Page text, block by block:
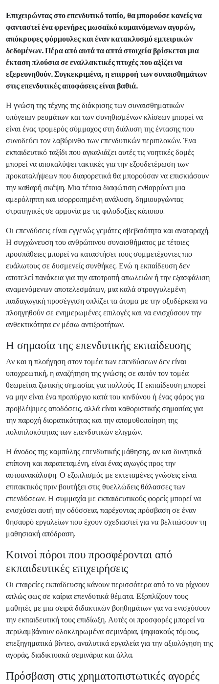
Επιχειρώντας στο επενδυτικό τοπίο, θα μπορούσε κανείς να
φανταστεί ένα φρενήρες μωσαϊκό κυμαινόμενων αγορών,
απόκρυφες φόρμουλες και έναν κατακλυσμό εμπειρικών
δεδομένων. Πέρα από αυτά τα απτά στοιχεία βρίσκεται μια
έκταση πλούσια σε εναλλακτικές πτυχές που αξίζει να
εξερευνηθούν. Συγκεκριμένα, η επιρροή των συναισθημάτων
στις επενδυτικές αποφάσεις είναι βαθιά.
Η γνώση της τέχνης της διάκρισης των συναισθηματικών
υπόγειων ρευμάτων και των συνηθισμένων κλίσεων μπορεί να
είναι ένας τρομερός σύμμαχος στη διάλυση της έντασης που
συνοδεύει τον λαβύρινθο των επενδυτικών περιπλοκών. Ένα
εκπαιδευτικό ταξίδι που αγκαλιάζει αυτές τις νοητικές δομές
μπορεί να αποκαλύψει τακτικές για την εξουδετέρωση των
προκαταλήψεων που διαφορετικά θα μπορούσαν να επισκιάσουν
την καθαρή σκέψη. Μια τέτοια διαφώτιση ενθαρρύνει μια
αμερόληπτη και ισορροπημένη ανάλυση, δημιουργώντας
στρατηγικές σε αρμονία με τις φιλοδοξίες κάποιου.
Οι επενδύσεις είναι εγγενώς γεμάτες αβεβαιότητα και αναταραχή.
Η συγχώνευση του ανθρώπινου συναισθήματος με τέτοιες
προσπάθειες μπορεί να καταστήσει τους συμμετέχοντες πιο
ευάλωτους σε δυσμενείς συνθήκες. Ενώ η εκπαίδευση δεν
αποτελεί πανάκεια για την αποτροπή απωλειών ή την εξασφάλιση
αναμενόμενων αποτελεσμάτων, μια καλά στρογγυλεμένη
παιδαγωγική προσέγγιση οπλίζει τα άτομα με την οξυδέρκεια να
πλοηγηθούν σε ενημερωμένες επιλογές και να ενισχύσουν την
ανθεκτικότητα εν μέσω αντιξοοτήτων.
Η σημασία της επενδυτικής εκπαίδευσης
Αν και η πλοήγηση στον τομέα των επενδύσεων δεν είναι
υποχρεωτική, η αναζήτηση της γνώσης σε αυτόν τον τομέα
θεωρείται ζωτικής σημασίας για πολλούς. Η εκπαίδευση μπορεί
να μην είναι ένα προπύργιο κατά του κινδύνου ή ένας φάρος για
προβλέψιμες αποδόσεις, αλλά είναι καθοριστικής σημασίας για
την παροχή διορατικότητας και την απομυθοποίηση της
πολυπλοκότητας των επενδυτικών ελιγμών.
Η άνοδος της καμπύλης επενδυτικής μάθησης, αν και δυνητικά
επίπονη και παρατεταμένη, είναι ένας αγωγός προς την
αυτοανακάλυψη. Ο εξοπλισμός με εκτεταμένες γνώσεις είναι
επιτακτικός πριν βουτήξει στις θυελλώδεις θάλασσες των
επενδύσεων. Η συμμαχία με εκπαιδευτικούς φορείς μπορεί να
ενισχύσει αυτή την οδύσσεια, παρέχοντας πρόσβαση σε έναν
θησαυρό εργαλείων που έχουν σχεδιαστεί για να βελτιώσουν τη
μαθησιακή απόδραση.
Κοινοί πόροι που προσφέρονται από
εκπαιδευτικές επιχειρήσεις
Οι εταιρείες εκπαίδευσης κάνουν περισσότερα από το να ρίχνουν
απλώς φως σε καίρια επενδυτικά θέματα. Εξοπλίζουν τους
μαθητές με μια σειρά διδακτικών βοηθημάτων για να ενισχύσουν
την εκπαιδευτική τους επιδίωξη. Αυτές οι προσφορές μπορεί να
περιλαμβάνουν ολοκληρωμένα σεμινάρια, ψηφιακούς τόμους,
επεξηγηματικά βίντεο, αναλυτικά εργαλεία για την αξιολόγηση της
αγοράς, διαδικτυακά σεμινάρια και άλλα.
Πρόσβαση στις χρηματοπιστωτικές αγορές